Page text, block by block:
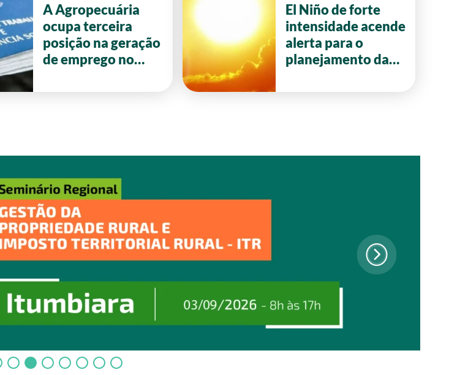
A Agropecuária
ocupa terceira
posição na geração
de emprego no
El Niño de forte
intensidade acende
alerta para o
planejamento da